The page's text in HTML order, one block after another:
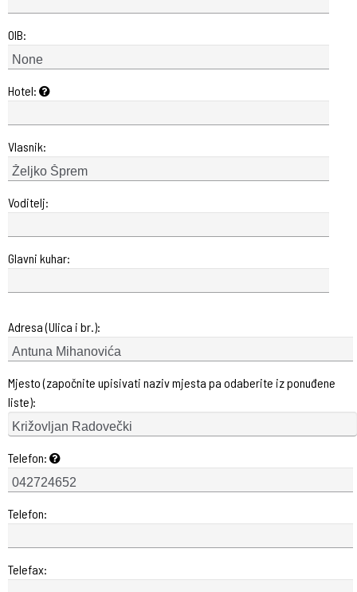
OIB:
Hotel:
Vlasnik:
Voditelj:
Glavni kuhar:
Adresa (Ulica i br.):
Mjesto (započnite upisivati naziv mjesta pa odaberite iz ponuđene
liste):
Telefon:
Telefon:
Telefax: